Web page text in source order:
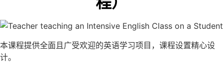
本课程提供全面且广受欢迎的英语学习项目，课程设置精心设
计。